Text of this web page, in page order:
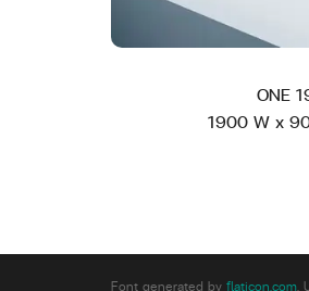
ONE
1900 W x
Font generated by flaticon.com.